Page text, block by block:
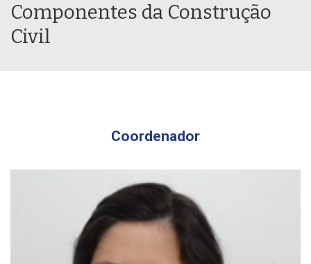
Componentes da Construção
Civil
Coordenador